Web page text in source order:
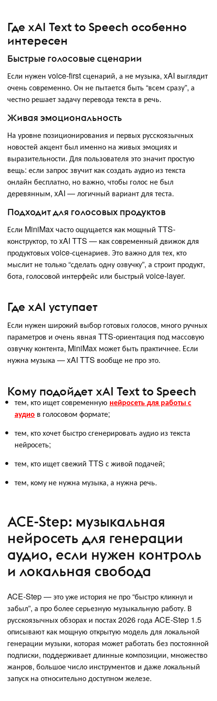
Где xAI Text to Speech особенно
интересен
Быстрые голосовые сценарии
Если нужен voice-first сценарий, а не музыка, xAI выглядит
очень современно. Он не пытается быть “всем сразу”, а
честно решает задачу перевода текста в речь.
Живая эмоциональность
На уровне позиционирования и первых русскоязычных
новостей акцент был именно на живых эмоциях и
выразительности. Для пользователя это значит простую
вещь: если запрос звучит как создать аудио из текста
онлайн бесплатно, но важно, чтобы голос не был
деревянным, xAI — логичный вариант для теста.
Подходит для голосовых продуктов
Если MiniMax часто ощущается как мощный TTS-
конструктор, то xAI TTS — как современный движок для
продуктовых voice-сценариев. Это важно для тех, кто
мыслит не только “сделать одну озвучку”, а строит продукт,
бота, голосовой интерфейс или быстрый voice-layer.
Где xAI уступает
Если нужен широкий выбор готовых голосов, много ручных
параметров и очень явная TTS-ориентация под массовую
озвучку контента, MiniMax может быть практичнее. Если
нужна музыка — xAI TTS вообще не про это.
Кому подойдет xAI Text to Speech
тем, кто ищет современную нейросеть для работы с
аудио в голосовом формате;
тем, кто хочет быстро сгенерировать аудио из текста
нейросеть;
тем, кто ищет свежий TTS с живой подачей;
тем, кому не нужна музыка, а нужна речь.
ACE-Step: музыкальная
нейросеть для генерации
аудио, если нужен контроль
и локальная свобода
ACE-Step — это уже история не про “быстро кликнул и
забыл”, а про более серьезную музыкальную работу. В
русскоязычных обзорах и постах 2026 года ACE-Step 1.5
описывают как мощную открытую модель для локальной
генерации музыки, которая может работать без постоянной
подписки, поддерживает длинные композиции, множество
жанров, большое число инструментов и даже локальный
запуск на относительно доступном железе.